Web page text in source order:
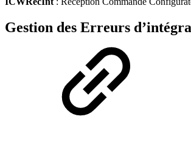
Gestion des Erreurs